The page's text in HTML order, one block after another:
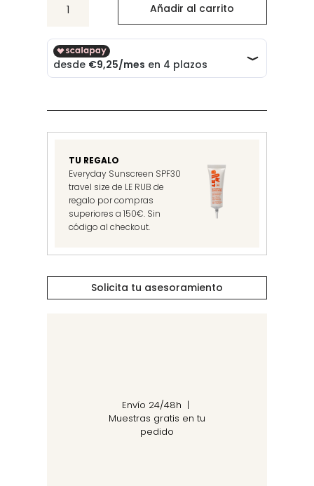
Glow
Ochaya
cantidad
Añadir al carrito
TU REGALO
Everyday Sunscreen SPF30
travel size de LE RUB de
regalo por compras
superiores a 150€. Sin
código al checkout.
Solicita tu asesoramiento
Envío 24/48h |
Muestras gratis en tu
pedido